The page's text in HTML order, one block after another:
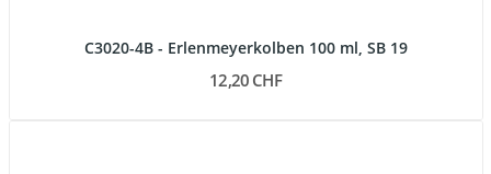
C3020-4B - Erlenmeyerkolben 100 ml, SB 19
12,20 CHF